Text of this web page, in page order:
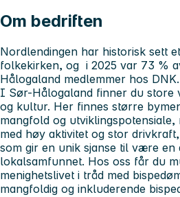
Om bedriften
Nordlendingen har historisk sett
folkekirken, og i 2025 var 73 %
Hålogaland medlemmer hos DNK.
I Sør-Hålogaland finner du store
og kultur. Her finnes større
mangfold og
med høy aktivitet og stor
som gir en unik sjanse til være en
lokalsamfunnet. Hos oss får du
menighetslivet i tråd med
mangfoldig og inkluderende